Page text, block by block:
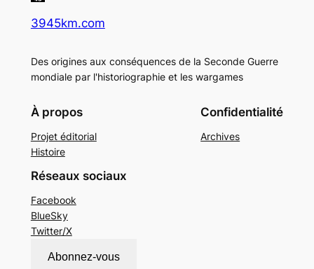
3945km.com
Des origines aux conséquences de la Seconde Guerre
mondiale par l'historiographie et les wargames
À propos
Projet éditorial
Histoire
Confidentialité
Archives
Réseaux sociaux
Facebook
BlueSky
Twitter/X
Abonnez-vous